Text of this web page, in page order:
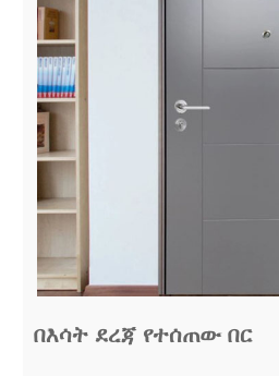
በእሳት ደረጃ የተሰጠው በር